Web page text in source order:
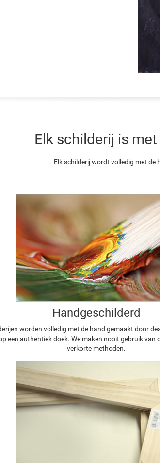
Elk schilderij is
Elk schilderij wordt volledig met de
Handgeschilderd
worden volledig met de hand gemaakt door
een authentiek doek. We maken nooit gebruik van
verkorte methoden.